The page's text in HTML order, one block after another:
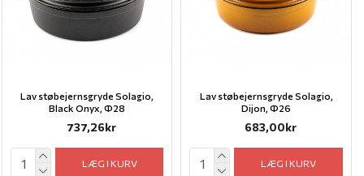
Lav støbejernsgryde Solagio,
Black Onyx, Ф28
737,26kr
LÆG I KURV
Lav støbejernsgryde Solagio,
Dijon, Ф26
683,00kr
LÆG I KURV